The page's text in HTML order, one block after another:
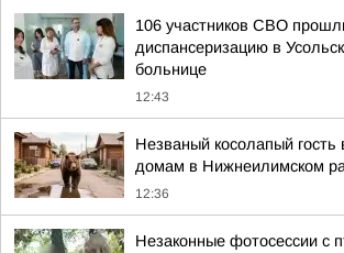
106 участников СВО
диспансеризацию в
больнице
12:43
Незваный косолапый
домам в Нижнеилимском
12:36
Незаконные фотосессии с